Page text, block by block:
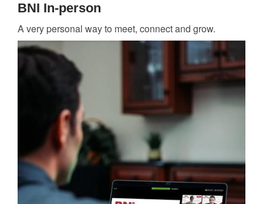
BNI In-person
A very personal way to meet, connect and grow.